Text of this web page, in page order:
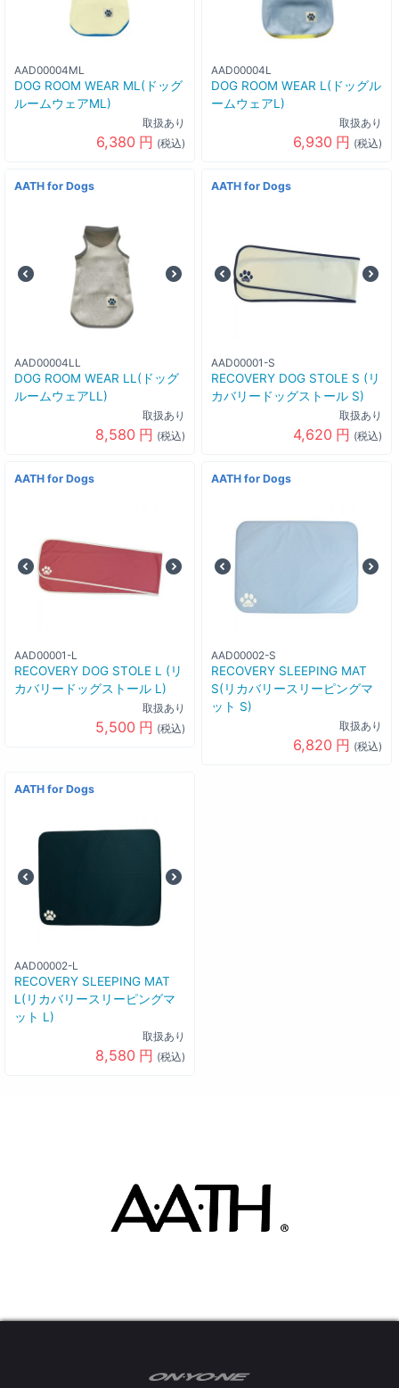
AAD00004ML
DOG ROOM WEAR ML(ドッグ
ルームウェアML)
取扱あり
6,380 円 (税込)
AAD00004L
DOG ROOM WEAR L(ドッグル
ームウェアL)
取扱あり
6,930 円 (税込)
AATH for Dogs
AAD00004LL
DOG ROOM WEAR LL(ドッグ
ルームウェアLL)
取扱あり
8,580 円 (税込)
AATH for Dogs
AAD00001-S
RECOVERY DOG STOLE S (リ
カバリードッグストール S)
取扱あり
4,620 円 (税込)
AATH for Dogs
AAD00001-L
RECOVERY DOG STOLE L (リ
カバリードッグストール L)
取扱あり
5,500 円 (税込)
AATH for Dogs
AAD00002-S
RECOVERY SLEEPING MAT
S(リカバリースリーピングマ
ット S)
取扱あり
6,820 円 (税込)
AATH for Dogs
AAD00002-L
RECOVERY SLEEPING MAT
L(リカバリースリーピングマ
ット L)
取扱あり
8,580 円 (税込)